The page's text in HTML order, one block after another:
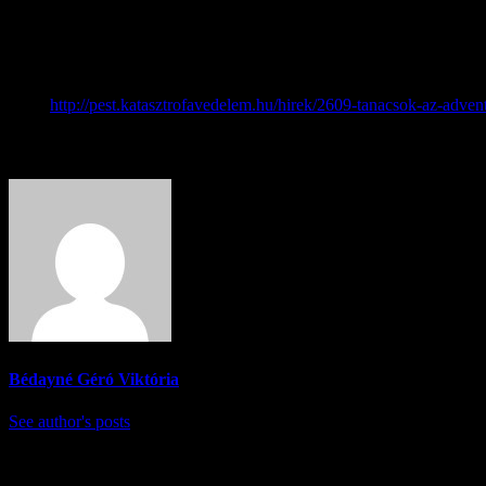
http://pest.katasztrofavedelem.hu/hirek/2609-tanacsok-az-
Bédayné Géró Viktória
See author's posts